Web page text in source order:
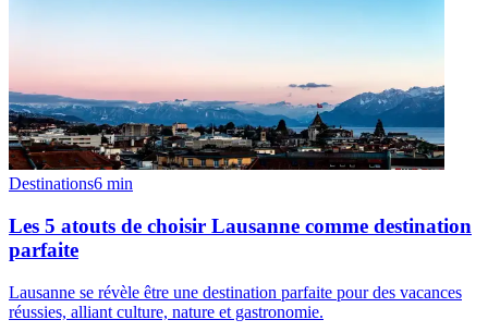
Destinations6 min
Les 5 atouts de choisir Lausanne comme destination
parfaite
Lausanne se révèle être une destination parfaite pour des vacances
réussies, alliant culture, nature et gastronomie.